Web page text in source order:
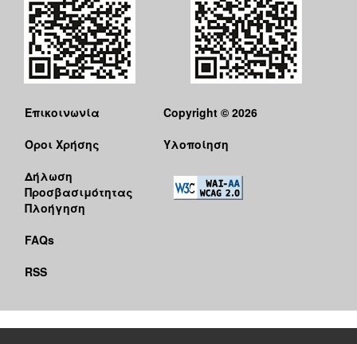
Επικοινωνία
Όροι Χρήσης
Δήλωση
Προσβασιμότητας
Πλοήγηση
FAQs
RSS
Copyright © 2026
Υλοποίηση